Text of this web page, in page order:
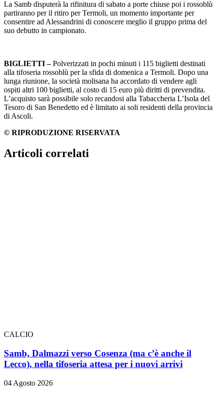
La Samb disputerà la rifinitura di sabato a porte chiuse poi i rossoblù
partiranno per il ritiro per Termoli, un momento importante per
consentire ad Alessandrini di conoscere meglio il gruppo prima del
suo debutto in campionato.
BIGLIETTI –Polverizzati in pochi minuti i 115 biglietti destinati
alla tifoseria rossoblù per la sfida di domenica a Termoli. Dopo una
lunga riunione, la società molisana ha accordato di vendere agli
ospiti altri 100 biglietti, al costo di 15 euro più diritti di prevendita.
L’acquisto sarà possibile solo recandosi alla Tabaccheria L’Isola del
Tesoro di San Benedetto ed è limitato ai soli residenti della provincia
di Ascoli.
© RIPRODUZIONE RISERVATA
Articoli correlati
CALCIO
Samb, Dalmazzi verso Cosenza (ma c’è anche il
Lecco), nella tifoseria attesa per i nuovi arrivi
04 Agosto 2026